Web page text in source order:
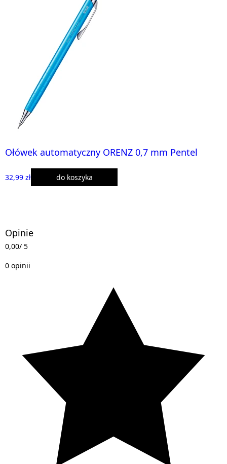
Ołówek automatyczny ORENZ 0,7 mm Pentel
32,99 zł do koszyka
Opinie
0,00/ 5
0 opinii